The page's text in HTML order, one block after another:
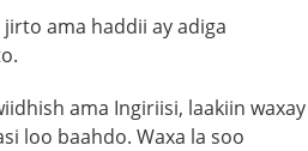
ama haddii ay adiga
ama Ingiriisi, laakiin waxay
loo baahdo. Waxa la soo